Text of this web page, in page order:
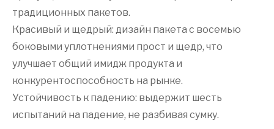
традиционных пакетов.
Красивый и щедрый: дизайн пакета с восемью
боковыми уплотнениями прост и щедр, что
улучшает общий имидж продукта и
конкурентоспособность на рынке.
Устойчивость к падению: выдержит шесть
испытаний на падение, не разбивая сумку.